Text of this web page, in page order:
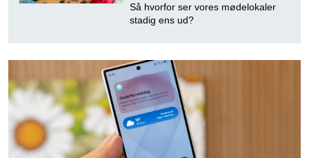
Så hvorfor ser vores mødelokaler
stadig ens ud?